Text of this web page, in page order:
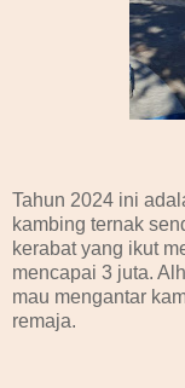
Tahun 2024 ini
kambing ternak
kerabat yang ikut
mencapai 3 juta.
mau mengantar
remaja.